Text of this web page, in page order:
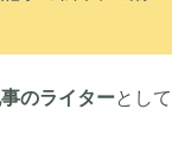
のライターとして